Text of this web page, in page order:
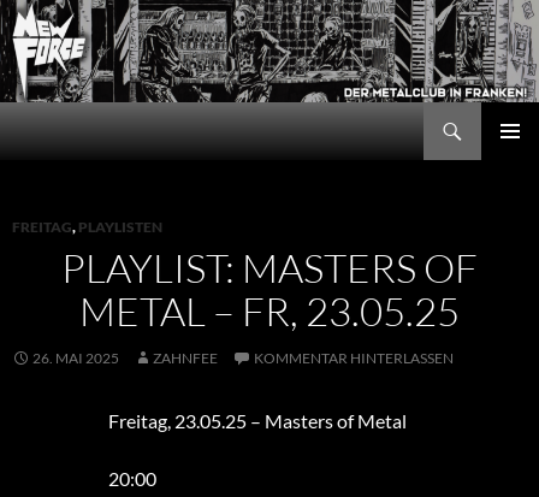
Zum
Inhalt
springen
New Force
FREITAG, PLAYLISTEN
PLAYLIST: MASTERS OF
METAL – FR, 23.05.25
26. MAI 2025 ZAHNFEE KOMMENTAR HINTERLASSEN
Freitag, 23.05.25 – Masters of Metal
20:00